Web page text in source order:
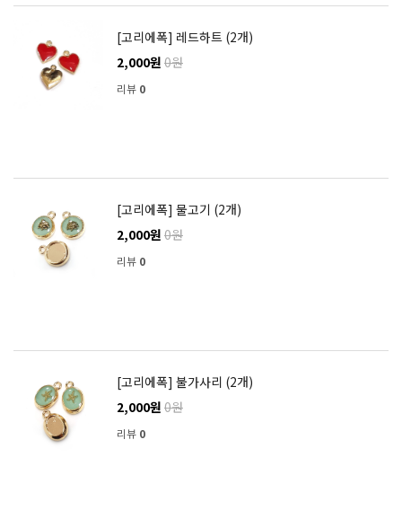
[고리에폭] 레드하트 (2개)
2,000원 0원
리뷰 0
[고리에폭] 물고기 (2개)
2,000원 0원
리뷰 0
[고리에폭] 불가사리 (2개)
2,000원 0원
리뷰 0